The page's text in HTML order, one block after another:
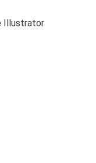
Illustrator